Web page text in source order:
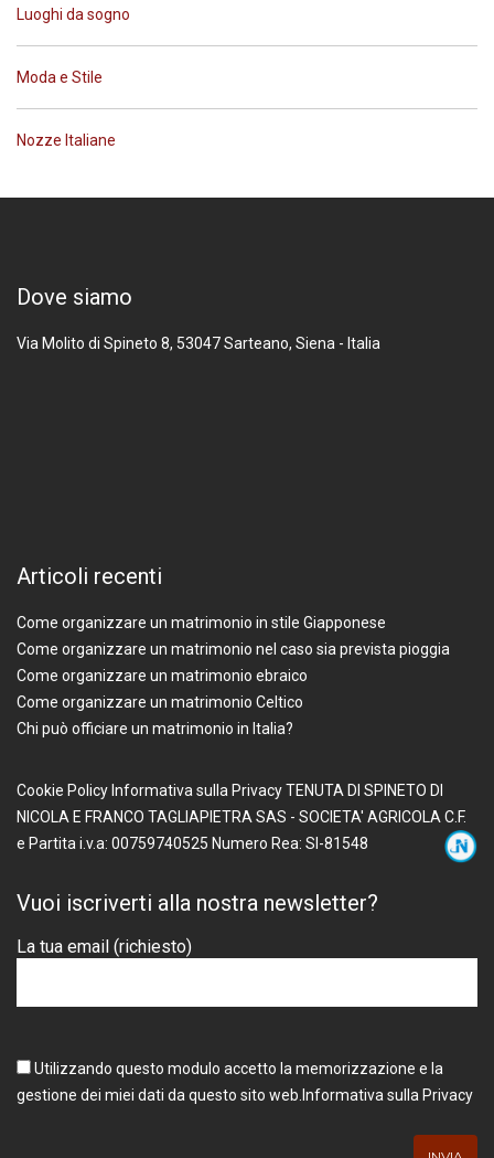
Luoghi da sogno
Moda e Stile
Nozze Italiane
Dove siamo
Via Molito di Spineto 8, 53047Sarteano, Siena - Italia
Articoli recenti
Come organizzare un matrimonio in stile Giapponese
Come organizzare un matrimonio nel caso sia prevista pioggia
Come organizzare un matrimonio ebraico
Come organizzare un matrimonio Celtico
Chi può officiare un matrimonio in Italia?
Cookie Policy Informativa sulla PrivacyTENUTA DI SPINETO DI
NICOLA E FRANCO TAGLIAPIETRA SAS - SOCIETA' AGRICOLA C.F.
e Partita i.v.a: 00759740525 Numero Rea: SI-81548
Vuoi iscriverti alla nostra newsletter?
La tua email (richiesto)
Utilizzando questo modulo accetto la memorizzazione e la
gestione dei miei dati da questo sito web. Informativa sulla Privacy